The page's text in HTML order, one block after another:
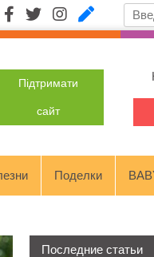
Підтримати
сайт
Поделки
Последние статьи